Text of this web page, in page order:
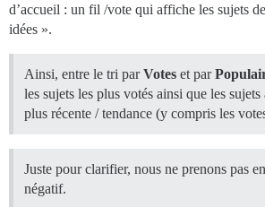
d’accueil : un fil /vote qui affiche les sujets
idées ».
Ainsi, entre le tri parVotes et par
les sujets les plus votés ainsi que les
plus récente / tendance (y compris les
Juste pour clarifier, nous ne prenons pas
négatif.